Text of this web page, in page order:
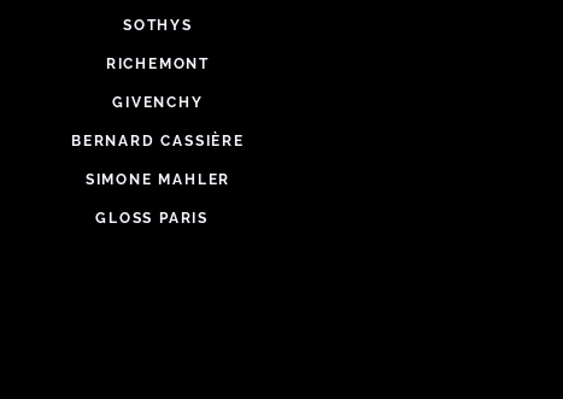
SOTHYS
RICHEMONT
GIVENCHY
BERNARD CASSIÈRE
SIMONE MAHLER
GLOSS PARIS